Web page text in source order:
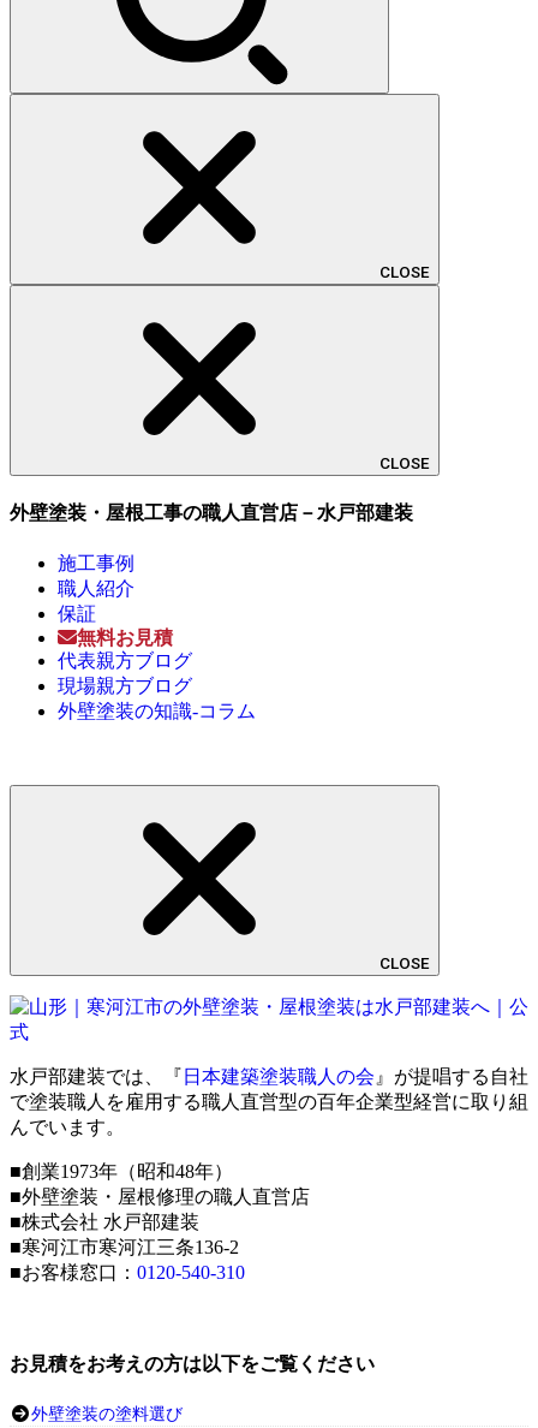
CLOSE
CLOSE
外壁塗装・屋根工事の職人直営店－水戸部建装
施工事例
職人紹介
保証
無料お見積
代表親方ブログ
現場親方ブログ
外壁塗装の知識-コラム
CLOSE
水戸部建装では、『 日本建築塗装職人の会 』が提唱する自社
で塗装職人を雇用する職人直営型の百年企業型経営に取り組
んでいます。
■創業1973年（昭和48年）
■外壁塗装・屋根修理の職人直営店
■株式会社 水戸部建装
■寒河江市寒河江三条136-2
■お客様窓口： 0120-540-310
お見積をお考えの方は以下をご覧ください
外壁塗装の塗料選び